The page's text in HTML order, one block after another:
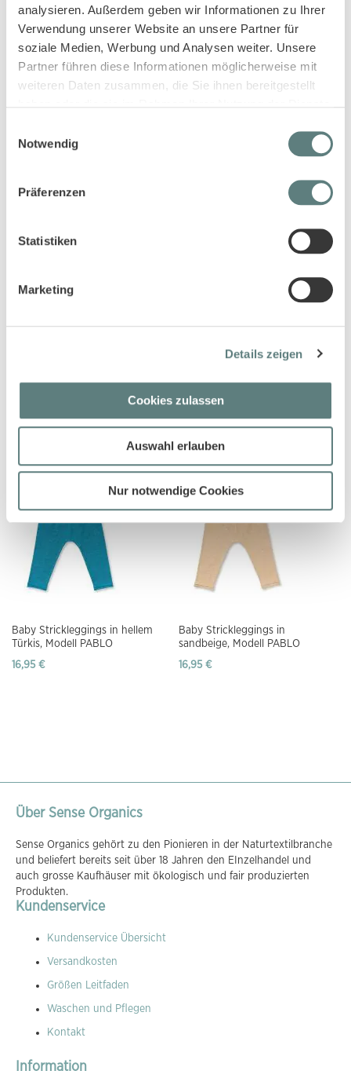
analysieren. Außerdem geben wir Informationen zu Ihrer
Verwendung unserer Website an unsere Partner für
soziale Medien, Werbung und Analysen weiter. Unsere
Partner führen diese Informationen möglicherweise mit
weiteren Daten zusammen, die Sie ihnen bereitgestellt
Notwendig
Präferenzen
Statistiken
Marketing
Details zeigen
Cookies zulassen
Auswahl erlauben
Nur notwendige Cookies
Modell CHARLIE
Babyhose in dunklem Petrol,
Baby Sweathose in dunklem
Petrol, Modell HAUKE
Babyhose in seegrasgrün, Modell
LOKI
14,95 €
Baby Strickleggings in hellem
Türkis, Modell PABLO
16,95 €
Baby Strickleggings in
sandbeige, Modell PABLO
16,95 €
Über Sense Organics
Sense Organics gehört zu den Pionieren in der Naturtextilbranche
und beliefert bereits seit über 18 Jahren den EInzelhandel und
auch grosse Kaufhäuser mit ökologisch und fair produzierten
Produkten.
Kundenservice
Kundenservice Übersicht
Versandkosten
Größen Leitfaden
Waschen und Pflegen
Kontakt
Information